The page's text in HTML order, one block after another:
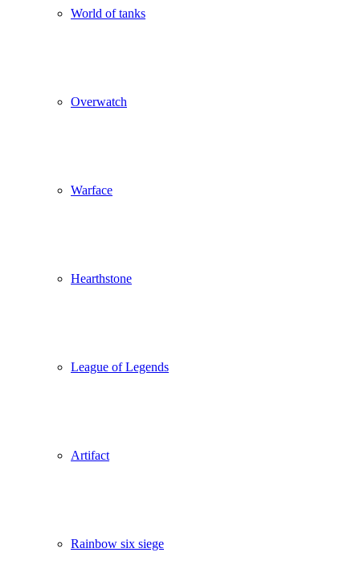
World of tanks
Overwatch
Warface
Hearthstone
League of Legends
Artifact
Rainbow six siege